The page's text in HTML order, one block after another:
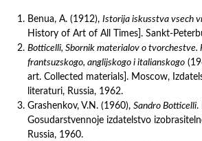
Benua, A. (1912), Istorija iskusstva vsech
History of Art of All Times]. Sankt-
Botticelli, Sbornik materialov o tvorchestve.
frantsuzskogo, anglijskogo i italianskogo
art. Collected materials]. Moscow,
literaturi, Russia, 1962.
Grashenkov, V.N. (1960), Sandro Botticelli.
Gosudarstvennoje izdatelstvo
Russia, 1960.